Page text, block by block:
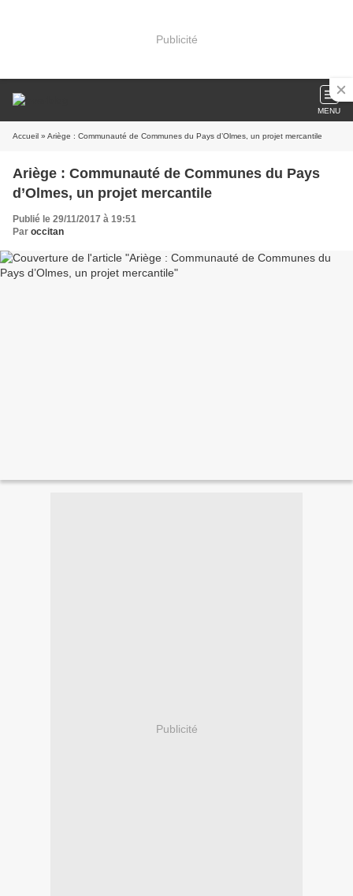
Publicité
MENU
Accueil » Ariège : Communauté de Communes du Pays d’Olmes, un projet mercantile
Ariège : Communauté de Communes du Pays
d’Olmes, un projet mercantile
Publié le 29/11/2017 à 19:51
Par occitan
Publicité